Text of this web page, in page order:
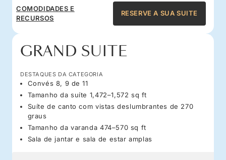
COMODIDADES E
RECURSOS
RESERVE A SUA SUITE
GRAND SUITE
DESTAQUES DA CATEGORIA
Convés 8, 9 de 11
Tamanho da suíte 1,472–1,572 sq ft
Suíte de canto com vistas deslumbrantes de 270
graus
Tamanho da varanda 474–570 sq ft
Sala de jantar e sala de estar amplas